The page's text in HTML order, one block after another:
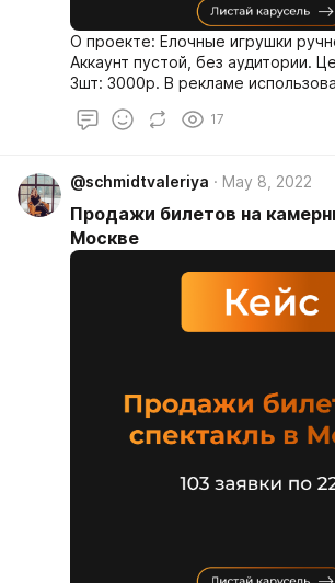
О проекте: Елочные игрушки
Аккаунт пустой, без аудитории.
3шт: 3000р. В рекламе
17
@schmidtvaleriya May 8, 2022
Продажи билетов на
Москве